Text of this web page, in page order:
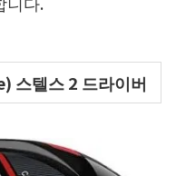
스텔스 2 드라이버